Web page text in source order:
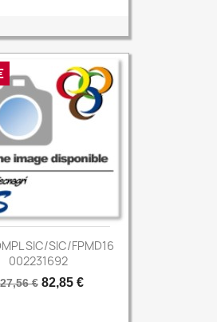
SIC/SIC/FPMD16
002231692
€ Prix
82,85 €